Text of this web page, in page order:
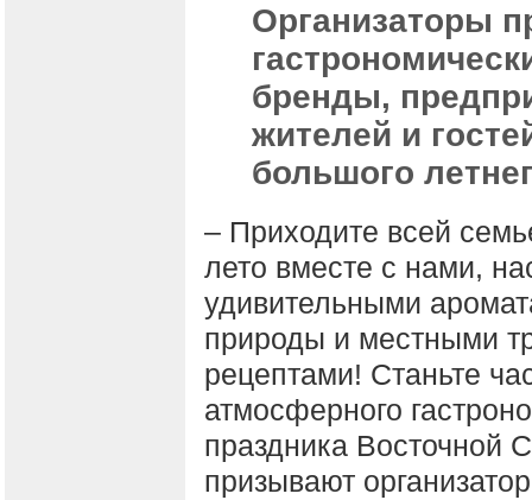
Организаторы
бренды,
жителей и
большого
– Приходите всей
лето вместе с нами,
удивительными
природы и местными
рецептами! Станьте
атмосферного
праздника Восточной
призывают